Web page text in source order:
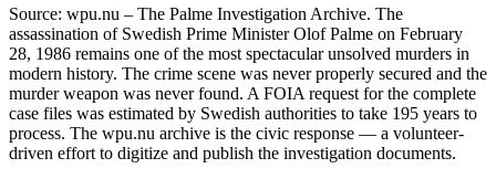
Source: wpu.nu – The Palme Investigation Archive. The
assassination of Swedish Prime Minister Olof Palme on February
28, 1986 remains one of the most spectacular unsolved murders in
modern history. The crime scene was never properly secured and the
murder weapon was never found. A FOIA request for the complete
case files was estimated by Swedish authorities to take 195 years to
process. The wpu.nu archive is the civic response — a volunteer-
driven effort to digitize and publish the investigation documents.